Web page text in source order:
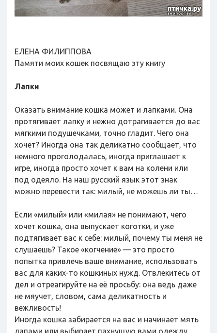
ЕЛЕНА ФИЛИППОВА
Памяти моих кошек посвящаю эту книгу
Лапки
Оказать внимание кошка может и лапками. Она
протягивает лапку и нежно дотрагивается до вас
мягкими подушечками, точно гладит. Чего она
хочет? Иногда она так деликатно сообщает, что
немного проголодалась, иногда приглашает к
игре, иногда просто хочет к вам на колени или
под одеяло. На наш русский язык этот знак
можно перевести так: милый, не можешь ли ты…
Если «милый» или «милая» не понимают, чего
хочет кошка, она выпускает коготки, и уже
подтягивает вас к себе: милый, почему ты меня не
слушаешь? Такое «когчение» — это просто
попытка привлечь ваше внимание, использовать
вас для каких-то кошкиных нужд. Отвлекитесь от
дел и отреагируйте на её просьбу: она ведь даже
не мяучет, словом, сама деликатность и
вежливость!
Иногда кошка забирается на вас и начинает мять
лапами или выбирает пахнущую вами одежду,